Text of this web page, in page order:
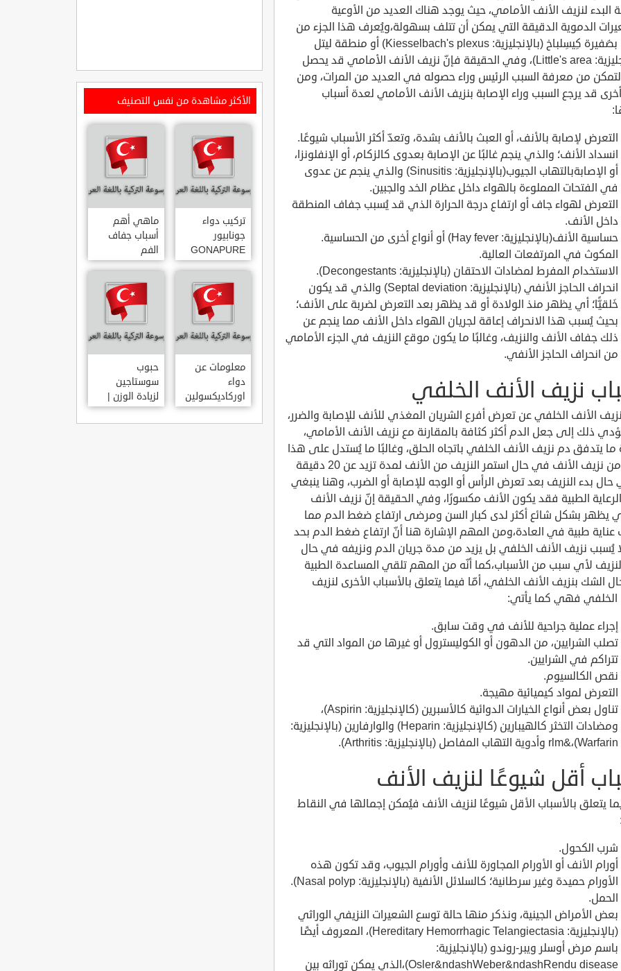
البدء لنزيف الأنف الأمامي، حيث يوجد هناك العديد من الأوعية
الدموية الدقيقة التي يمكن أن تتلف بسهولة،ويُعرف هذا الجزء من
الأنف بضَفيرة كِيسِلباخ (بالإنجليزية: Kiesselbach's plexus) أو منطقة ليتل
(بالإنجليزية: Little's area)، وفي الحقيقة فإنّ نزيف الأنف الأمامي قد يحصل
من معرفة السبب الرئيس وراء حصوله في العديد من المرات، ومن
قد يرجع السبب وراء الإصابة بنزيف الأنف الأمامي لعدة أسباب
التعرض لإصابة بالأنف، أو العبث بالأنف بشدة، وتعدّ أكثر الأسباب شيوعًا.
انسداد الأنف؛ والذي ينجم غالبًا عن الإصابة بعدوى كالزكام، أو الإنفلونزا،
أو الإصابةبالتهاب الجيوب(بالإنجليزية: Sinusitis) والذي ينجم عن عدوى
في الفتحات المملوءة بالهواء داخل عظام الخد والجبين.
التعرض لهواء جاف أو ارتفاع درجة الحرارة الذي قد يُسبب جفاف المنطقة
داخل الأنف.
حساسية الأنف(بالإنجليزية: Hay fever) أو أنواع أخرى من الحساسية.
المكوث في المرتفعات العالية.
الاستخدام المفرط لمضادات الاحتقان (بالإنجليزية: Decongestants).
انحراف الحاجز الأنفي (بالإنجليزية: Septal deviation) والذي قد يكون
خَلقيًّا؛ أي يظهر منذ الولادة أو قد يظهر بعد التعرض لضربة على الأنف؛
بحيث يُسبب هذا الانحراف إعاقة لجريان الهواء داخل الأنف مما ينجم عن
ذلك جفاف الأنف والنزيف، وغالبًا ما يكون موقع النزيف في الجزء الأمامي
من انحراف الحاجز الأنفي.
نزيف الأنف الخلفي
الأنف الخلفي عن تعرض أفرع الشريان المغذي للأنف للإصابة والضرر،
ذلك إلى جعل الدم أكثر كثافة بالمقارنة مع نزيف الأنف الأمامي،
ما يتدفق دم نزيف الأنف الخلفي باتجاه الحلق، وغالبًا ما يُستدل على هذا
النوع من نزيف الأنف في حال استمر النزيف من الأنف لمدة تزيد عن 20 دقيقة
بدء النزيف بعد تعرض الرأس أو الوجه للإصابة أو الضرب، وهنا ينبغي
الطبية فقد يكون الأنف مكسورًا، وفي الحقيقة إنّ نزيف الأنف
يظهر بشكل شائع أكثر لدى كبار السن ومرضى ارتفاع ضغط الدم مما
عناية طبية في العادة،ومن المهم الإشارة هنا أنّ ارتفاع ضغط الدم بحد
يُسبب نزيف الأنف الخلفي بل يزيد من مدة جريان الدم ونزيفه في حال
النزيف لأي سبب من الأسباب،كما أنّه من المهم تلقي المساعدة الطبية
الشك بنزيف الأنف الخلفي، أمّا فيما يتعلق بالأسباب الأخرى لنزيف
الخلفي فهي كما يأتي:
إجراء عملية جراحية للأنف في وقت سابق.
تصلب الشرايين، من الدهون أو الكوليسترول أو غيرها من المواد التي قد
تتراكم في الشرايين.
نقص الكالسيوم.
التعرض لمواد كيميائية مهيجة.
تناول بعض أنواع الخيارات الدوائية كالأسبرين (كالإنجليزية: Aspirin)،
ومضادات التخثر كالهيبارين (كالإنجليزية: Heparin) والوارفارين (بالإنجليزية:
Warfarin)،&rlm وأدوية التهاب المفاصل (بالإنجليزية: Arthritis).
أقل شيوعًا لنزيف الأنف
يتعلق بالأسباب الأقل شيوعًا لنزيف الأنف فيُمكن إجمالها في النقاط
شرب الكحول.
أورام الأنف أو الأورام المجاورة للأنف وأورام الجيوب، وقد تكون هذه
الأورام حميدة وغير سرطانية؛ كالسلائل الأنفية (بالإنجليزية: Nasal polyp).
الحمل.
بعض الأمراض الجينية، ونذكر منها حالة توسع الشعيرات النزيفي الوراثي
(بالإنجليزية: Hereditary Hemorrhagic Telangiectasia)، المعروف أيضًا
باسم مرض أوسلر ويبر-روندو (بالإنجليزية:
Osler&ndashWeber&ndashRendu disease)،الذي يمكن توراثه بين
الأكثر مشاهدة من نفس التصنيف
تركيب دواء
جونابيور
GONAPURE
ودواعي
استخدامه
ماهي أهم
أسباب جفاف
الفم
معلومات عن
دواء
اوركاديكسولين
ORCHADEXOLINE
حبوب
سوستاجين
لزيادة الوزن |
دواء سوستاجين
أفضل برشام